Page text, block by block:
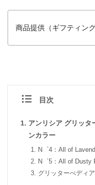
商品提供（ギフティン
目次
アンリシア グリッタ
ンカラー
N゜4：All of
N゜5：All of Dusty
グリッターぺディ